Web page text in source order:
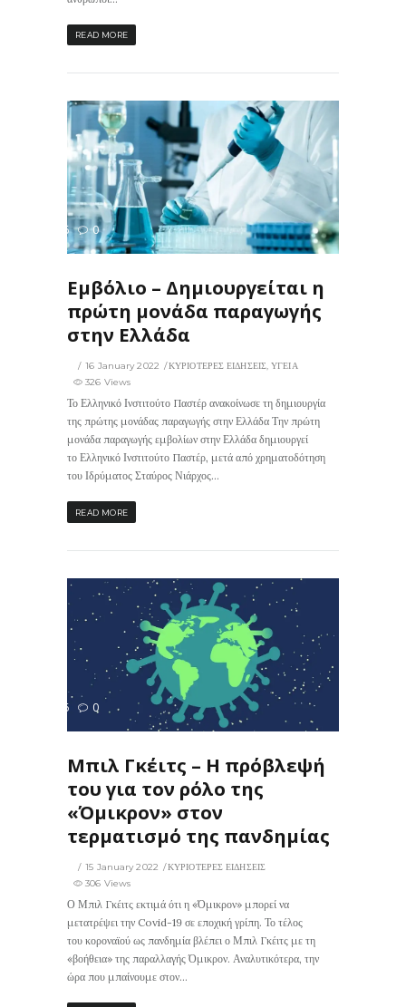
READ MORE
326 0
Εμβόλιο – Δημιουργείται η
πρώτη μονάδα παραγωγής
στην Ελλάδα
16 January 2022 ΚΥΡΙΟΤΕΡΕΣ ΕΙΔΗΣΕΙΣ,ΥΓΕΙΑ
326 Views
Το Ελληνικό Ινστιτούτο Παστέρ ανακοίνωσε τη δημιουργία
της πρώτης μονάδας παραγωγής στην Ελλάδα Την πρώτη
μονάδα παραγωγής εμβολίων στην Ελλάδα δημιουργεί
το Ελληνικό Ινστιτούτο Παστέρ, μετά από χρηματοδότηση
του Ιδρύματος Σταύρος Νιάρχος...
READ MORE
306 0
Μπιλ Γκέιτς – Η πρόβλεψή
του για τον ρόλο της
«Όμικρον» στον
τερματισμό της πανδημίας
15 January 2022
ΚΥΡΙΟΤΕΡΕΣ ΕΙΔΗΣΕΙΣ
306 Views
Ο Μπιλ Γκέιτς εκτιμά ότι η «Όμικρον» μπορεί να
μετατρέψει την Covid-19 σε εποχική γρίπη. Το τέλος
του κοροναϊού ως πανδημία βλέπει ο Μπιλ Γκέιτς με τη
«βοήθεια» της παραλλαγής Όμικρον. Αναλυτικότερα, την
ώρα που μπαίνουμε στον...